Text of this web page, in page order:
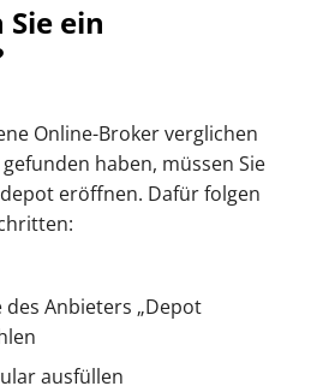
ein
Online-Broker verglichen
haben, müssen Sie
eröffnen. Dafür folgen
Anbieters „Depot
ausfüllen